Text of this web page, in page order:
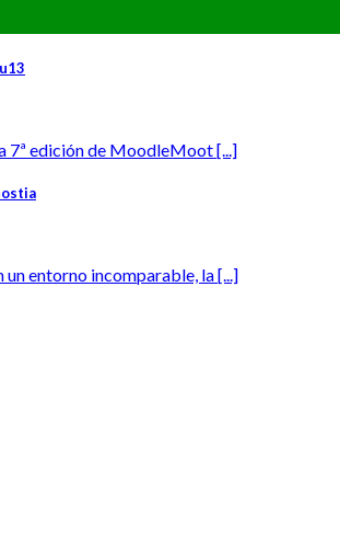
7ª edición de MoodleMoot [...]
un entorno incomparable, la [...]